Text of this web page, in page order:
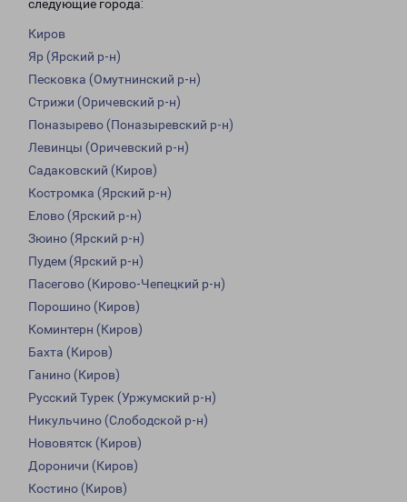
следующие города:
Киров
Яр (Ярский р-н)
Песковка (Омутнинский р-н)
Стрижи (Оричевский р-н)
Поназырево (Поназыревский р-н)
Левинцы (Оричевский р-н)
Садаковский (Киров)
Костромка (Ярский р-н)
Елово (Ярский р-н)
Зюино (Ярский р-н)
Пудем (Ярский р-н)
Пасегово (Кирово-Чепецкий р-н)
Порошино (Киров)
Коминтерн (Киров)
Бахта (Киров)
Ганино (Киров)
Русский Турек (Уржумский р-н)
Никульчино (Слободской р-н)
Нововятск (Киров)
Дороничи (Киров)
Костино (Киров)